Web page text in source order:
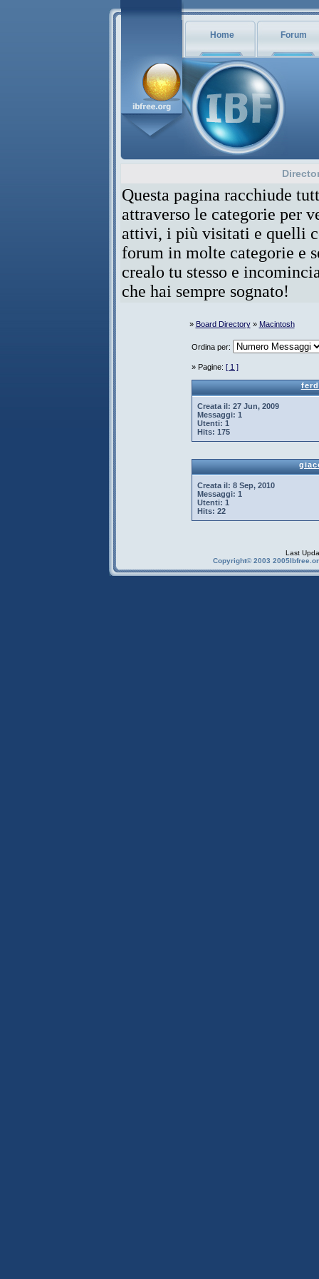
Home Forum
Questa pagina racchiude
attraverso le categorie per
attivi, i più visitati e quelli
forum in molte categorie e
crealo tu stesso e
che hai sempre sognato!
» Board Directory» Macintosh
Ordina per:
» Pagine: [ 1 ]
Creata il: 27 Jun, 2009
Messaggi: 1
Utenti: 1
Hits: 175
Creata il: 8 Sep, 2010
Messaggi: 1
Utenti: 1
Hits: 22
Last
Copyright© 2003